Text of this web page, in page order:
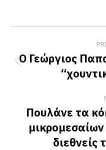
Ο Γεώργιος
Πουλάνε τα
διεθνείς